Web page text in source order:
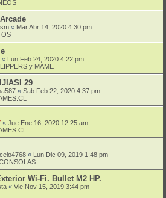
« Mar Abr 14, 2020 4:30 pm
« Lun Feb 24, 2020 4:22 pm
y MAME
29
« Sab Feb 22, 2020 4:37 pm
« Jue Ene 16, 2020 12:25 am
« Lun Dic 09, 2019 1:48 pm
Wi-Fi. Bullet M2 HP.
« Vie Nov 15, 2019 3:44 pm